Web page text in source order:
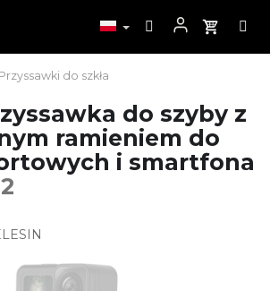
Przyssawki do szkła
do szyby z
ramieniem do
i smartfona